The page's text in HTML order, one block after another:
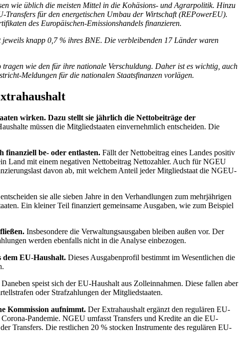
wie üblich die meisten Mittel in die Kohäsions- und Agrarpolitik. Hinzu
-Transfers für den energetischen Umbau der Wirtschaft (REPowerEU).
des Europäischen-Emissionshandels finanzieren.
knapp 0,7 % ihres BNE. Die verbleibenden 17 Länder waren
wie den für ihre nationale Verschuldung. Daher ist es wichtig, auch
Meldungen für die nationalen Staatsfinanzen vorlägen.
wirken. Dazu stellt sie jährlich die Nettobeiträge der
müssen die Mitgliedstaaten einvernehmlich entscheiden. Die
finanziell be- oder entlasten. Fällt der Nettobeitrag eines Landes positiv
Land mit einem negativen Nettobeitrag Nettozahler. Auch fürNGEU
davon ab, mit welchem Anteil jeder Mitgliedstaat die NGEU-
sie alle sieben Jahre in den Verhandlungen zum mehrjährigen
Ein kleiner Teil finanziert gemeinsame Ausgaben, wie zum Beispiel
Insbesondere die Verwaltungsausgaben bleiben außen vor. Der
werden ebenfalls nicht in die Analyse einbezogen.
dem EU-Haushalt. Dieses Ausgabenprofil bestimmt im Wesentlichen die
Daneben speist sich derEU-Haushalt aus Zolleinnahmen. Diese fallen aber
oder Strafzahlungen der Mitgliedstaaten.
Kommission aufnimmt. Der Extrahaushalt ergänzt den regulären EU-
Pandemie. NGEU umfasst Transfers und Kredite an die EU-
Transfers. Die restlichen 20 % stocken Instrumente des regulären EU-